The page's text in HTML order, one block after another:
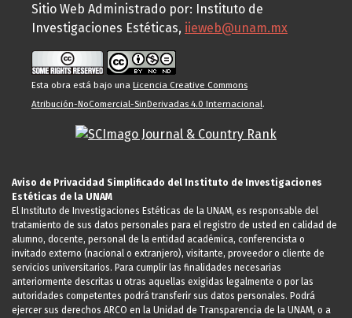
Sitio Web Administrado por: Instituto de
Investigaciones Estéticas, iieweb@unam.mx
Esta obra está bajo una Licencia Creative Commons
Atribución-NoComercial-SinDerivadas 4.0 Internacional.
Aviso de Privacidad Simplificado del Instituto de Investigaciones
Estéticas de la UNAM
El Instituto de Investigaciones Estéticas de la UNAM, es responsable del
tratamiento de sus datos personales para el registro de usted en calidad de
alumno, docente, personal de la entidad académica, conferencista o
invitado externo (nacional o extranjero), visitante, proveedor o cliente de
servicios universitarios. Para cumplir las finalidades necesarias
anteriormente descritas u otras aquellas exigidas legalmente o por las
autoridades competentes podrá transferir sus datos personales. Podrá
ejercer sus derechos ARCO en la Unidad de Transparencia de la UNAM, o a